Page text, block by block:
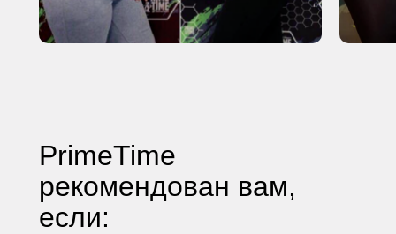
PrimeTime
рекомендован вам,
если: